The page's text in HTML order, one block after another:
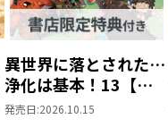
異世界に落とされた…
浄化は基本！13【ピ
ッコマ限定SS付き】
発売日:2026.10.15